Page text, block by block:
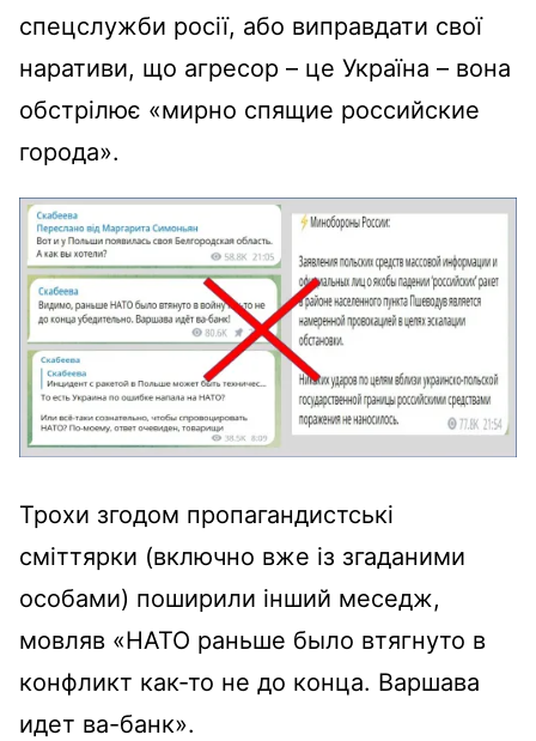
спецслужби росії, або виправдати свої
наративи, що агресор – це Україна – вона
обстрілює «мирно спящие российские
города».
Трохи згодом пропагандистські
сміттярки (включно вже із згаданими
особами) поширили інший меседж,
мовляв «НАТО раньше было втягнуто в
конфликт как-то не до конца. Варшава
идет ва-банк».